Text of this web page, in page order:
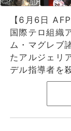
【6月6日
国際テロ組織
ム・マグレブ
たアルジェリ
デル指導者を